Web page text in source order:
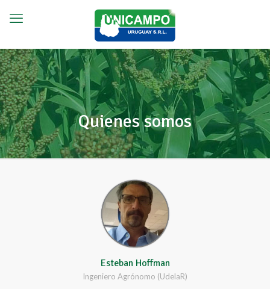
Quienes somos
Esteban Hoffman
Ingeniero Agrónomo (UdelaR)